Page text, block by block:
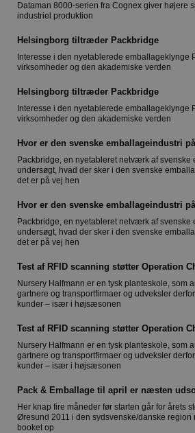
Dataman 8000-serien fra Cognex giver højere
industriel produktion
Helsingborg tiltræder Packbridge
Interesse i den nyetablerede emballageklynge
virksomheder og den akademiske verden
Helsingborg tiltræder Packbridge
Interesse i den nyetablerede emballageklynge
virksomheder og den akademiske verden
Hvor er den svenske emballageindustri
Packbridge, en nyetableret netværk af svenske
undersøgt, hvad der sker i den svenske
det er på vej hen
Hvor er den svenske emballageindustri
Packbridge, en nyetableret netværk af svenske
undersøgt, hvad der sker i den svenske
det er på vej hen
Test af RFID scanning støtter Operation
Nursery Halfmann er en tysk planteskole, som
gartnere og transportfirmaer og udveksler
kunder – især i højsæsonen
Test af RFID scanning støtter Operation
Nursery Halfmann er en tysk planteskole, som
gartnere og transportfirmaer og udveksler
kunder – især i højsæsonen
Pack & Emballage til april er næsten
Her knap fire måneder før starten går for årets
Øresund 2011 i den sydsvenske/danske region
booket op